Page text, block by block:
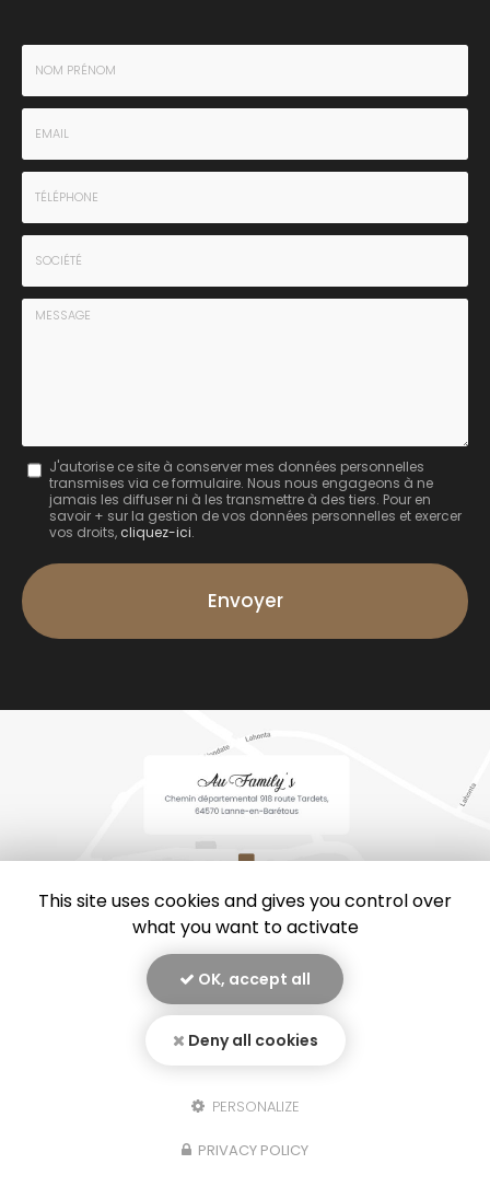
Nom
Prénom
*
Email
*
Tél.
*
Société
Message
J'autorise ce site à conserver mes données personnelles
transmises via ce formulaire. Nous nous engageons à ne
jamais les diffuser ni à les transmettre à des tiers. Pour en
savoir + sur la gestion de vos données personnelles et exercer
vos droits, cliquez-ici.
Acceptation
RGPD
*
Envoyer
En savoir +
Notre savoir-faire : Restaurant à Lanne-en-Barétous
- Plan du site-Liens utiles
Demande de Devis
This site uses cookies and gives you control over
what you want to activate
OK, accept all
Deny all cookies
PERSONALIZE
PRIVACY POLICY